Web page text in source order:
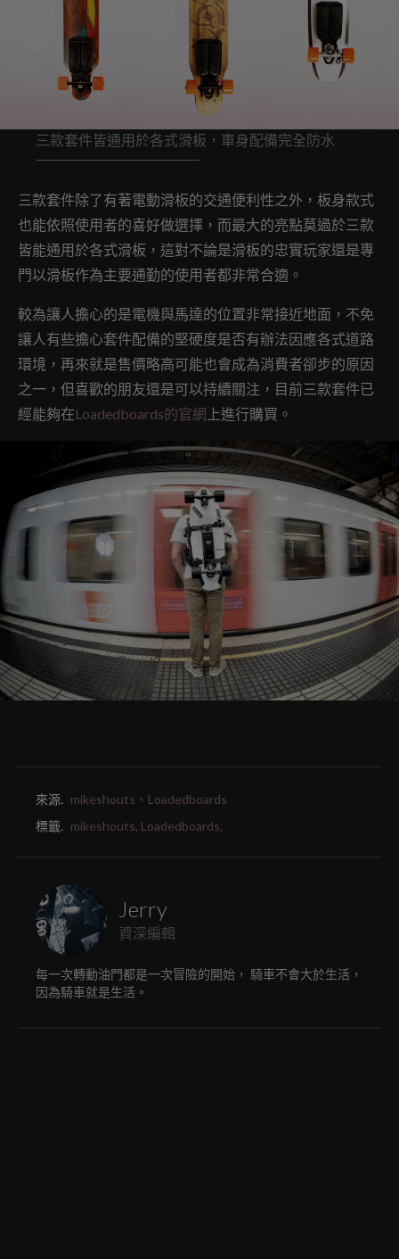
三款套件皆通用於各式滑板，車身配備完全防水
三款套件除了有著電動滑板的交通便利性之外，板身款式
也能依照使用者的喜好做選擇，而最大的亮點莫過於三款
皆能通用於各式滑板，這對不論是滑板的忠實玩家還是專
門以滑板作為主要通勤的使用者都非常合適。
較為讓人擔心的是電機與馬達的位置非常接近地面，不免
讓人有些擔心套件配備的堅硬度是否有辦法因應各式道路
環境，再來就是售價略高可能也會成為消費者卻步的原因
之一，但喜歡的朋友還是可以持續關注，目前三款套件已
經能夠在Loadedboards的官網 上進行購買。
來源. mikeshouts、Loadedboards
標籤. mikeshouts, Loadedboards,
Jerry
資深編輯
每一次轉動油門都是一次冒險的開始， 騎車不會大於生活，
因為騎車就是生活。